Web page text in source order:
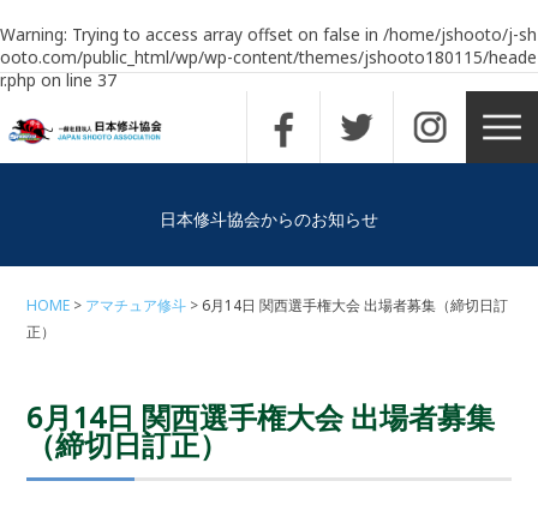
Warning: Trying to access array offset on false in /home/jshooto/j-sh
ooto.com/public_html/wp/wp-content/themes/jshooto180115/heade
r.phpon line37
日本修斗協会からのお知らせ
HOME アマチュア修斗
6月14日 関西選手権大会 出場者募集（締切日訂
正）
6月14日 関西選手権大会 出場者募集
（締切日訂正）